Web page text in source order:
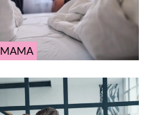
MAMA